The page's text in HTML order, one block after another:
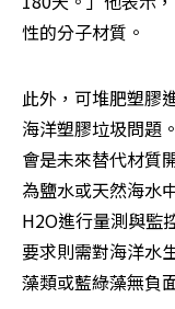
性的分子材質。
此外，可堆肥塑膠
海洋塑膠垃圾問題
會是未來替代材質
為鹽水或天然海水
H2O進行量測與監
要求則需對海洋水
藻類或藍綠藻無負